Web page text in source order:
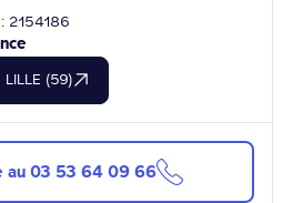
2154186
LILLE (59)
au 03 53 64 09 66